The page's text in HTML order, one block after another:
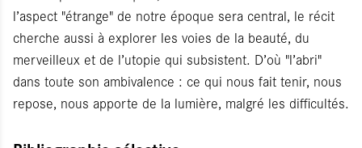
l’aspect "étrange" de notre époque sera central, le récit
cherche aussi à explorer les voies de la beauté, du
merveilleux et de l’utopie qui subsistent. D’où "l’abri"
dans toute son ambivalence : ce qui nous fait tenir, nous
repose, nous apporte de la lumière, malgré les difficultés.